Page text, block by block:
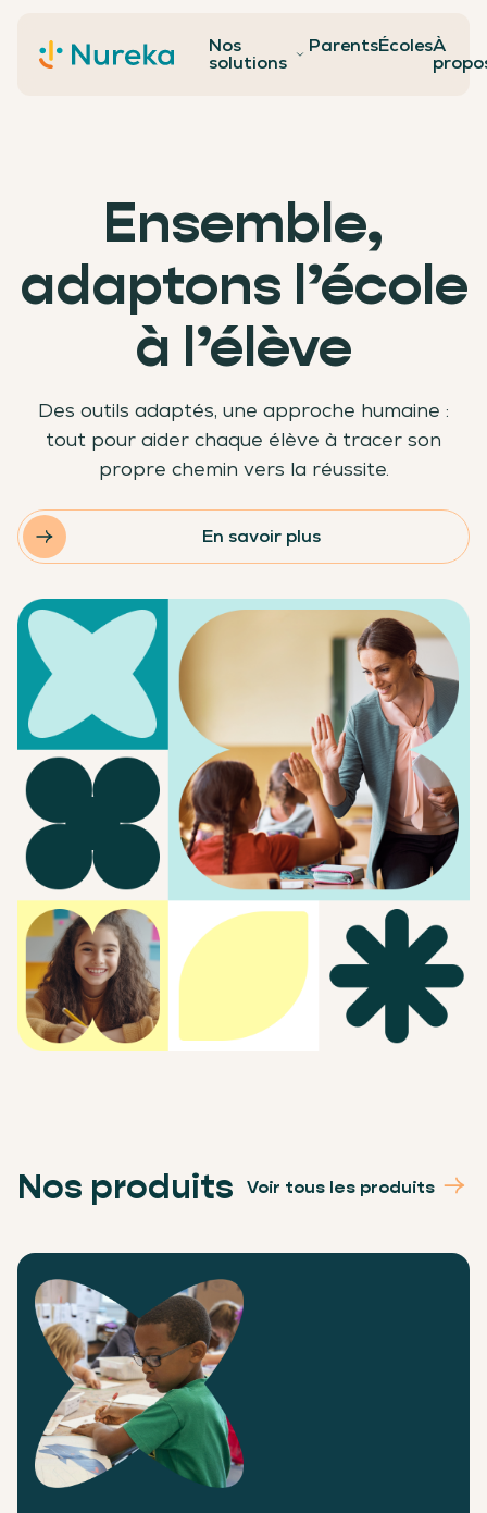
Nos
solutions
ParentsÉcolesÀ
Contact
Ensemble,
adaptons l’école
à l’élève
Des outils adaptés, une approche humaine :
tout pour aider chaque élève à tracer son
propre chemin vers la réussite.
En savoir plus
Nos produits Voir tous les produits